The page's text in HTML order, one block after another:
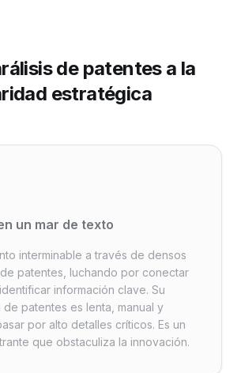
de patentes a la
estratégica
un mar de texto
interminable a través de densos
patentes, luchando por conectar
información clave. Su
de patentes es lenta, manual y
por alto detalles críticos. Es un
que obstaculiza la innovación.